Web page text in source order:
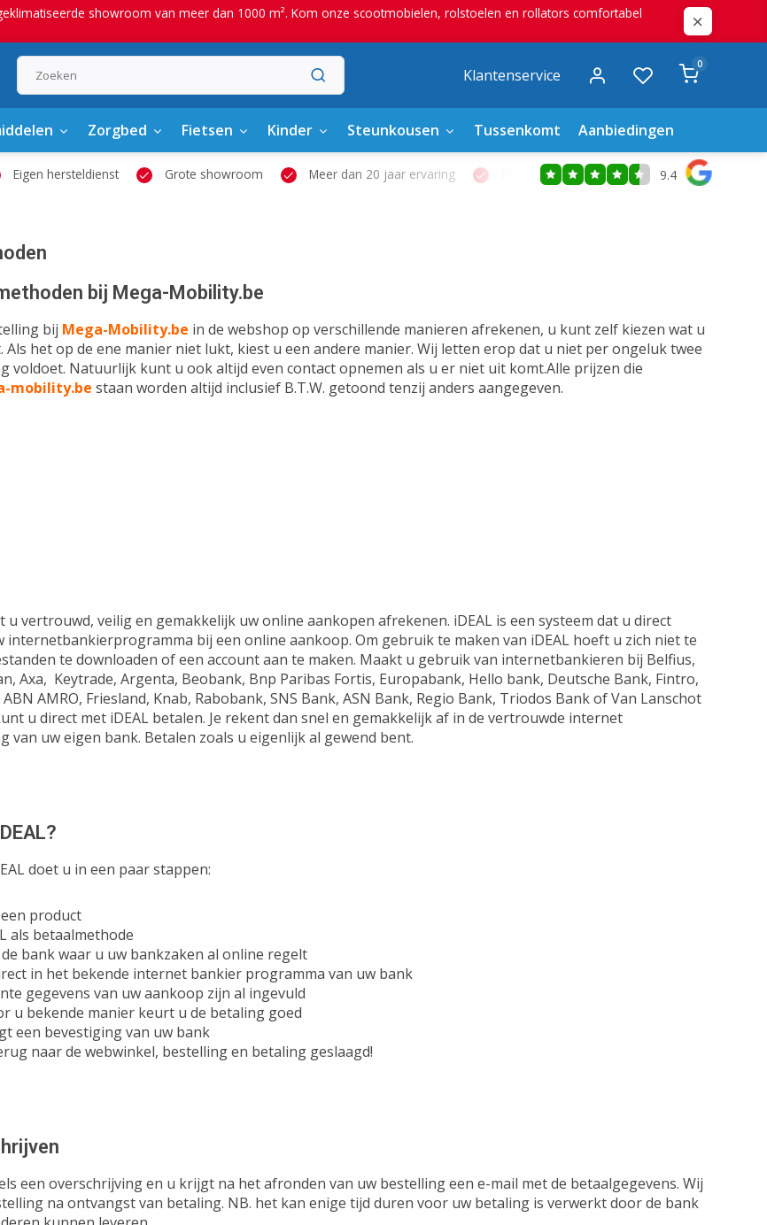
showroom van meer dan 1000 m². Kom onze scootmobielen, rolstoelen en rollators comfortabel
Klantenservice
0
Zorgbed Fietsen Kinder Steunkousen Tussenkomt Aanbiedingen
Eigen hersteldienst Grote showroom Meer dan 20 jaar ervaring Ervaren verstrekkers Eigen hersteldienst
9.4
bij Mega-Mobility.be
bij Mega-Mobility.be in de webshop op verschillende manieren afrekenen, u kunt zelf kiezen wat u
Als het op de ene manier niet lukt, kiest u een andere manier. Wij letten erop dat u niet per ongeluk twee
voldoet. Natuurlijk kunt u ook altijd even contact opnemen als u er niet uit komt.Alle prijzen die
mobility.be staan worden altijd inclusief B.T.W. getoond tenzij anders aangegeven.
u vertrouwd, veilig en gemakkelijk uw online aankopen afrekenen. iDEAL is een systeem dat u direct
internetbankierprogramma bij een online aankoop. Om gebruik te maken van iDEAL hoeft u zich niet te
te downloaden of een account aan te maken. Maakt u gebruik van internetbankieren bij Belfius,
Axa, Keytrade, Argenta, Beobank, Bnp Paribas Fortis, Europabank, Hello bank, Deutsche Bank, Fintro,
AMRO, Friesland, Knab, Rabobank, SNS Bank, ASN Bank, Regio Bank, Triodos Bank of Van Lanschot
u direct met iDEAL betalen. Je rekent dan snel en gemakkelijk af in de vertrouwde internet
van uw eigen bank. Betalen zoals u eigenlijk al gewend bent.
doet u in een paar stappen:
product
als betaalmethode
bank waar u uw bankzaken al online regelt
in het bekende internet bankier programma van uw bank
gegevens van uw aankoop zijn al ingevuld
u bekende manier keurt u de betaling goed
een bevestiging van uw bank
naar de webwinkel, bestelling en betaling geslaagd!
een overschrijving en u krijgt na het afronden van uw bestelling een e-mail met de betaalgegevens. Wij
na ontvangst van betaling. NB. het kan enige tijd duren voor uw betaling is verwerkt door de bank